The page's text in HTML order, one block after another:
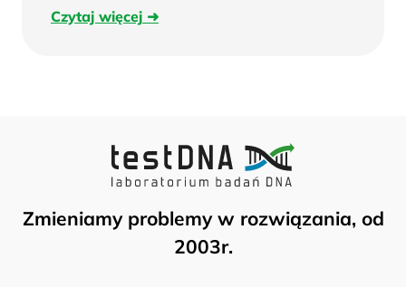
Czytaj więcejCzytaj
Zmieniamy problemy w rozwiązania, od
2003r.